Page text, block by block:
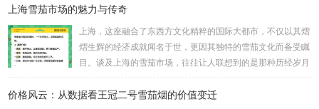
微缩镜像，一种凝聚了匠心与传统的精致之物。它与古老的雅
火花。想象一下，霓虹灯下，一位品味者手持雪茄，细品生
活，这不仅仅是抽烟，而是对城市脉动的低语，对历史的致
敬。 宁波的小国粹雪茄，源于上世纪的匠人传承，其制作...
上海雪茄市场的魅力与传奇
上海，这座融合了东西方文化精粹的国际大都市，不仅以其熠
熠生辉的经济成就闻名于世，更因其独特的雪茄文化而备受瞩
目。谈及上海的雪茄市场，往往让人联想到的是那种历经岁月
更是一幅关于历史与现代、喧嚣与静谧交错的丰富画卷。 雪
价格风云：从数据看王冠二号雪茄烟的价值变迁